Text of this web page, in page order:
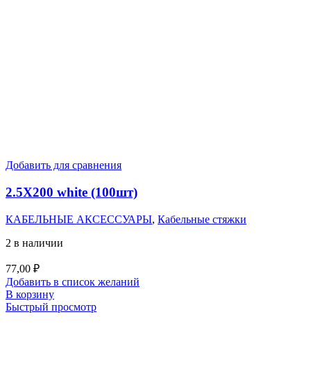
Добавить для сравнения
2.5X200 white (100шт)
КАБЕЛЬНЫЕ АКСЕССУАРЫ, Кабельные стяжки
2 в наличии
77,00 ₽
Добавить в список желаний
В корзину
Быстрый просмотр